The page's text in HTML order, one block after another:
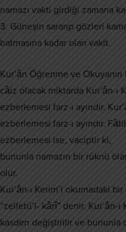
namazı vakti girdiği zamana
3. Güneşin sararıp gözleri
batmasına kadar olan vakit.
Kur’ân Öğrenme ve Okuyanın
câiz olacak miktarda Kur’ân-ı
ezberlemesi farz-ı ayındır.
ezberlemesi farz-ı ayındır.
ezberlemesi ise, vaciptir ki,
bununla namazın bir rüknü
olur.
Kur’ân-ı Kerim’i okumadaki
“zelletü’l- kârî” denir. Kur’ân-
kasden değiştirilir ve bununla